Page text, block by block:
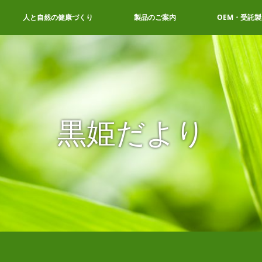
人と自然の健康づくり 製品のご案内 OEM・受託
黒姫だより